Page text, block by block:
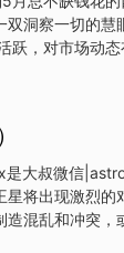
有很多，除了
出去。送穷不
洞察一切的
跃，对市场动
明才智做出明
步增长。这种
自信果敢，事
大事而生。4月
己出色的领
的自信和魅力
大叔微信
星将出现激烈
混乱和冲突
到什么，都尽